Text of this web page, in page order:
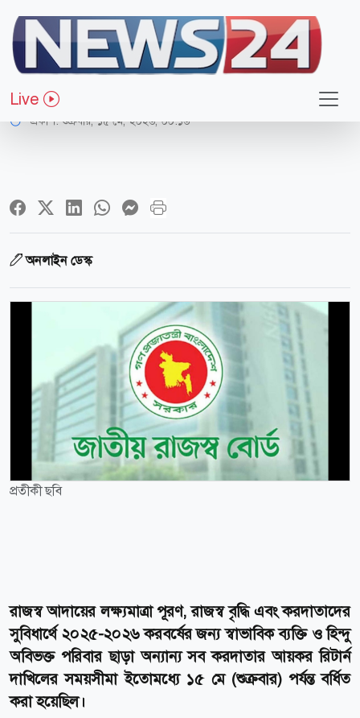
Live
অর্থ-বাণিজ্য
আয়কর রিটার্ন দাখিলের সময়সীমা ১৭ মে
প্রকাশ:শুক্রবার, ১৫ মে, ২০২৬, ০০:১৬
অনলাইন ডেস্ক
প্রতীকী ছবি
রাজস্ব আদায়ের লক্ষ্যমাত্রা পূরণ, রাজস্ব বৃদ্ধি এবং করদাতাদের
সুবিধার্থে ২০২৫-২০২৬ করবর্ষের জন্য স্বাভাবিক ব্যক্তি ও হিন্দু
অবিভক্ত পরিবার ছাড়া অন্যান্য সব করদাতার আয়কর রিটার্ন
দাখিলের সময়সীমা ইতোমধ্যে ১৫ মে (শুক্রবার) পর্যন্ত বর্ধিত
করা হয়েছিল।